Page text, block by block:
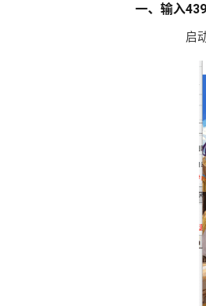
一、输入
启